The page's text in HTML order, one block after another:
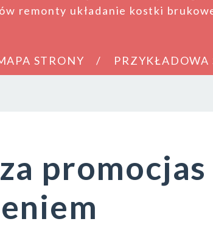
remonty układanie kostki
STRONY PRZYKŁADOWA
promocjas